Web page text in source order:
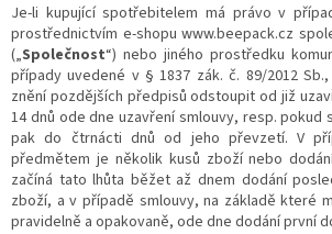
Je-li kupující spotřebitelem má právo v
prostřednictvím e-shopu www.beepack.cz
(„Společnost“) nebo jiného prostředku
případy uvedené v § 1837 zák. č. 89/2012
znění pozdějších předpisů odstoupit od již
14 dnů ode dne uzavření smlouvy, resp. pokud
pak do čtrnácti dnů od jeho převzetí. V
předmětem je několik kusů zboží nebo
začíná tato lhůta běžet až dnem dodání
zboží, a v případě smlouvy, na základě které
pravidelně a opakovaně, ode dne dodání první